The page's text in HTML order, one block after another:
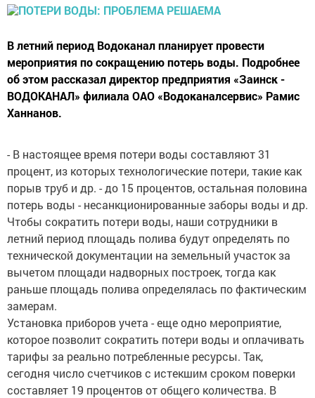
В летний период Водоканал планирует провести
мероприятия по сокращению потерь воды. Подробнее
об этом рассказал директор предприятия «Заинск -
ВОДОКАНАЛ» филиала ОАО «Водоканалсервис» Рамис
Ханнанов.
- В настоящее время потери воды составляют 31
процент, из которых технологические потери, такие как
порыв труб и др. - до 15 процентов, остальная половина
потерь воды - несанкционированные заборы воды и др.
Чтобы сократить потери воды, наши сотрудники в
летний период площадь полива будут определять по
технической документации на земельный участок за
вычетом площади надворных построек, тогда как
раньше площадь полива определялась по фактическим
замерам.
Установка приборов учета - еще одно мероприятие,
которое позволит сократить потери воды и оплачивать
тарифы за реально потребленные ресурсы. Так,
сегодня число счетчиков с истекшим сроком поверки
составляет 19 процентов от общего количества. В